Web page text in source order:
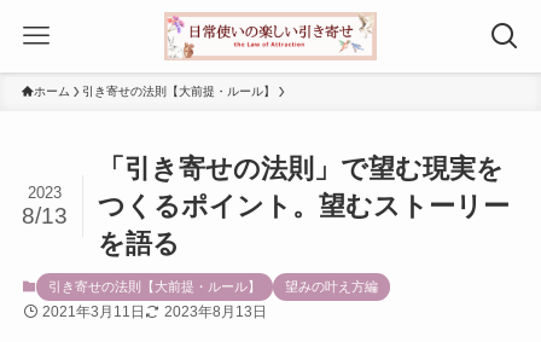
ホーム 引き寄せの法則【大前提・ルール】
「引き寄せの法則」で望む現実を
つくるポイント。望むストーリー
を語る
2023
8/13
引き寄せの法則【大前提・ルール】 望みの叶え方編
2021年3月11日 2023年8月13日